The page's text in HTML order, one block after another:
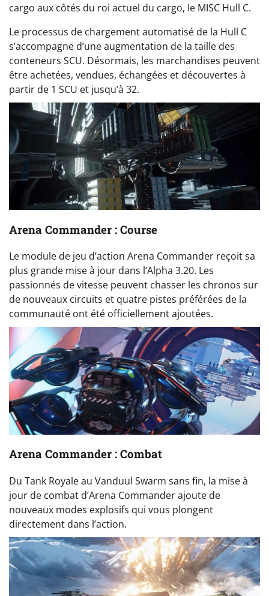
cargo aux côtés du roi actuel du cargo, le MISC Hull C.
Le processus de chargement automatisé de la Hull C
s’accompagne d’une augmentation de la taille des
conteneurs SCU. Désormais, les marchandises peuvent
être achetées, vendues, échangées et découvertes à
partir de 1 SCU et jusqu’à 32.
Arena Commander : Course
Le module de jeu d’action Arena Commander reçoit sa
plus grande mise à jour dans l’Alpha 3.20. Les
passionnés de vitesse peuvent chasser les chronos sur
de nouveaux circuits et quatre pistes préférées de la
communauté ont été officiellement ajoutées.
Arena Commander : Combat
Du Tank Royale au Vanduul Swarm sans fin, la mise à
jour de combat d’Arena Commander ajoute de
nouveaux modes explosifs qui vous plongent
directement dans l’action.